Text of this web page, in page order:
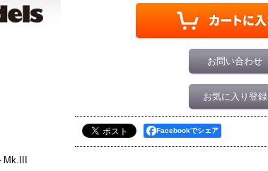
お問い合わせ
お気に入り登録
Facebookでシェア